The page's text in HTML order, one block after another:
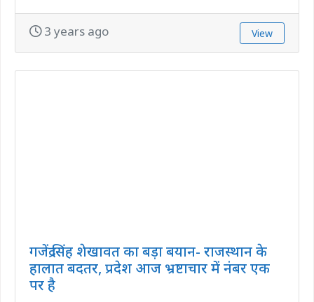
3 years ago View
गजेंद्र सिंह शेखावत का बड़ा बयान- राजस्थान के
हालात बदतर, प्रदेश आज भ्रष्टाचार में नंबर एक
पर है